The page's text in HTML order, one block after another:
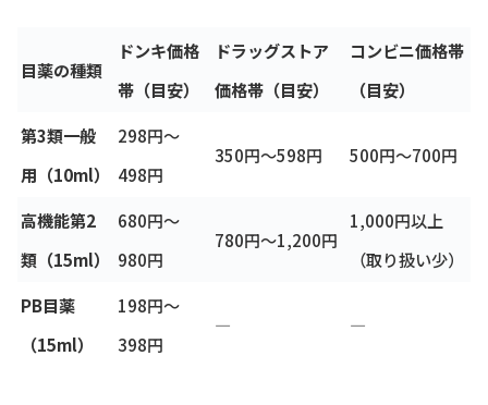
目薬の種類
ドンキ価格
帯（目安）
ドラッグストア
価格帯（目安）
コンビニ価格帯
（目安）
第3類一般
用（10ml）
298円〜
498円
350円〜598円 500円〜700円
高機能第2
類（15ml）
680円〜
980円
780円〜1,200円
1,000円以上
（取り扱い少）
PB目薬
（15ml）
198円〜
398円
― ―